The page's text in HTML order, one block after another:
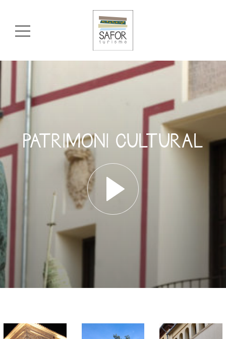
PATRIMONI CULTURAL